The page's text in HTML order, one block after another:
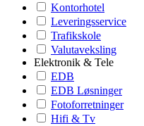
Kontorhotel
Leveringsservice
Trafikskole
Valutaveksling
Elektronik & Tele
EDB
EDB Løsninger
Fotoforretninger
Hifi & Tv